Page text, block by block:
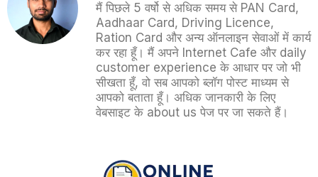
मैं पिछले 5 वर्षो से अधिक समय से PAN Card,
Aadhaar Card, Driving Licence,
Ration Card और अन्य ऑनलाइन सेवाओं में कार्य
कर रहा हूँ। मैं अपने Internet Cafe और daily
customer experience के आधार पर जो भी
सीखता हूँ, वो सब आपको ब्लॉग पोस्ट माध्यम से
आपको बताता हूँ। अधिक जानकारी के लिए
वेबसाइट के about us पेज पर जा सकते हैं।